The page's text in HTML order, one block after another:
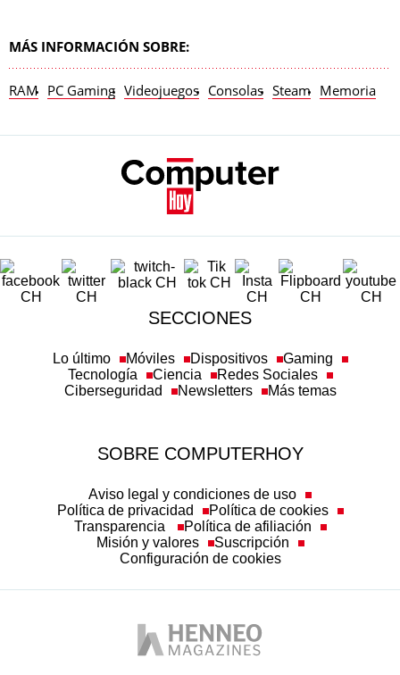
MÁS INFORMACIÓN SOBRE:
RAM PC Gaming Videojuegos Consolas Steam Memoria
SECCIONES
Lo último Móviles Dispositivos
Gaming
Tecnología
Ciencia
Redes Sociales
Ciberseguridad
Newsletters Más temas
SOBRE COMPUTERHOY
Aviso legal y condiciones de uso
Política de privacidad
Política de cookies
Transparencia
Política de afiliación
Misión y valores
Suscripción
Configuración de cookies